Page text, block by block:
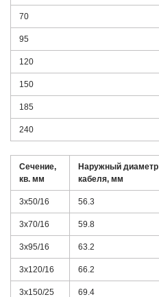
70
95
120
150
185
240
Сечение,
кв. мм
Наружный диаметр
кабеля, мм
3х50/16 56.3
3х70/16 59.8
3х95/16 63.2
3х120/16 66.2
3х150/25 69.4